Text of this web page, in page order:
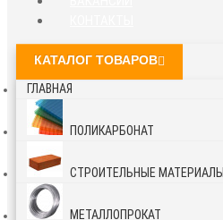
КАТАЛОГ ТОВАРОВ
ГЛАВНАЯ
ПОЛИКАРБОНАТ
СТРОИТЕЛЬНЫЕ МАТЕРИАЛЫ
МЕТАЛЛОПРОКАТ